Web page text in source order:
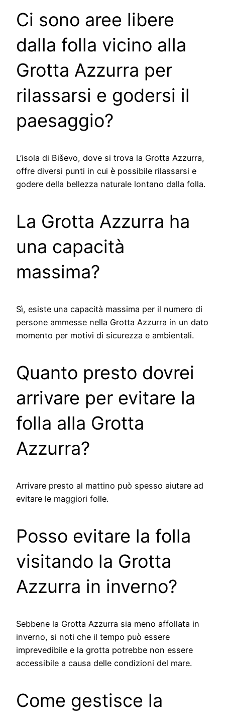
Ci sono aree libere
dalla folla vicino alla
Grotta Azzurra per
rilassarsi e godersi il
paesaggio?
L’isola di Biševo, dove si trova la Grotta Azzurra,
offre diversi punti in cui è possibile rilassarsi e
godere della bellezza naturale lontano dalla folla.
La Grotta Azzurra ha
una capacità
massima?
Sì, esiste una capacità massima per il numero di
persone ammesse nella Grotta Azzurra in un dato
momento per motivi di sicurezza e ambientali.
Quanto presto dovrei
arrivare per evitare la
folla alla Grotta
Azzurra?
Arrivare presto al mattino può spesso aiutare ad
evitare le maggiori folle.
Posso evitare la folla
visitando la Grotta
Azzurra in inverno?
Sebbene la Grotta Azzurra sia meno affollata in
inverno, si noti che il tempo può essere
imprevedibile e la grotta potrebbe non essere
accessibile a causa delle condizioni del mare.
Come gestisce la